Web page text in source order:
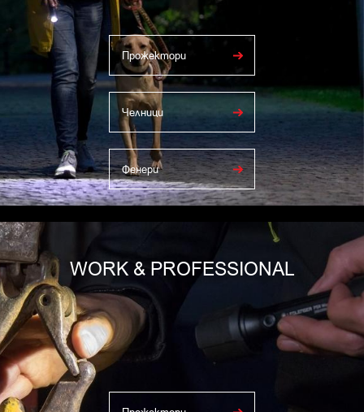
Прожектори
Челници
Фенери
WORK & PROFESSIONAL